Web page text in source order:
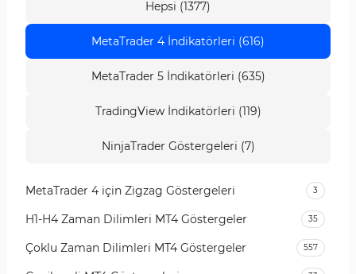
Hepsi (1377)
MetaTrader 4 İndikatörleri (616)
MetaTrader 5 İndikatörleri (635)
TradingView İndikatörleri (119)
NinjaTrader Göstergeleri (7)
MetaTrader 4 için Zigzag Göstergeleri 3
H1-H4 Zaman Dilimleri MT4 Göstergeler 35
Çoklu Zaman Dilimleri MT4 Göstergeler 557